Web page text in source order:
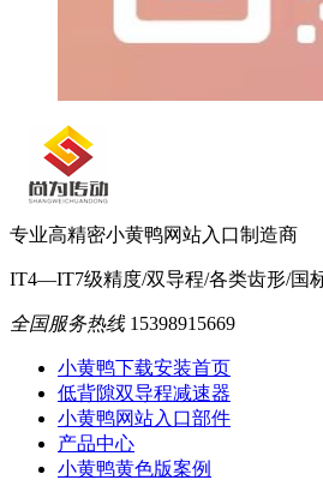
专业高精密小黄鸭网站入口制造商
IT4—IT7级精度/双导程/各类齿形/国
全国服务热线 15398915669
小黄鸭下载安装首页
低背隙双导程减速器
小黄鸭网站入口部件
产品中心
小黄鸭黄色版案例